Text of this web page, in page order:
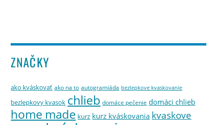
ZNAČKY
ako kváskovať ako na to autogramiáda bezlepkove kvaskovanie
bezlepkovy kvasok chlieb domáce pečenie domáci chlieb
home made kurz kurz kváskovania kvaskove